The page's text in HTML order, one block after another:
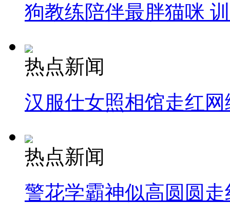
狗教练陪伴最胖猫咪
热点新闻
汉服仕女照相馆走红网
热点新闻
警花学霸神似高圆圆走